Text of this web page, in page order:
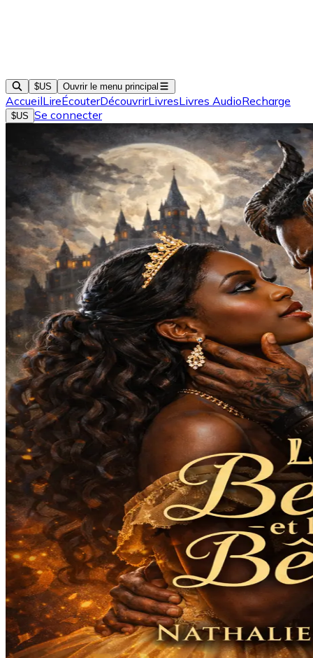
$US Ouvrir le menu principal
AccueilLireÉcouterDécouvrirLivresLivres AudioRecharge
$US Se connecter